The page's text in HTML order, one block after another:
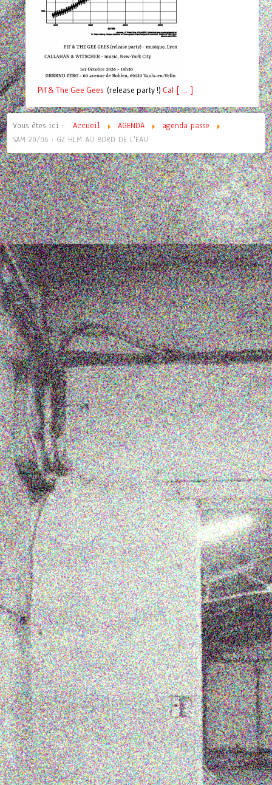
Pif& The Gee Gees (release party !) Cal [ ... ]
Vous êtes ici : Accueil AGENDA
agenda passe
SAM 20/06 : GZ HLM AU BORD DE L'EAU